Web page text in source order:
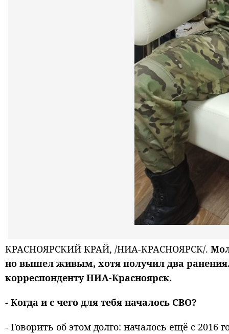
КРАСНОЯРСКИЙ КРАЙ, /НИА-КРАСНОЯРСК/.
но вышел живым, хотя получил два
корреспонденту НИА-Красноярск.
- Когда и с чего для тебя началось СВО?
- Говорить об этом долго: началось ещё с 2016